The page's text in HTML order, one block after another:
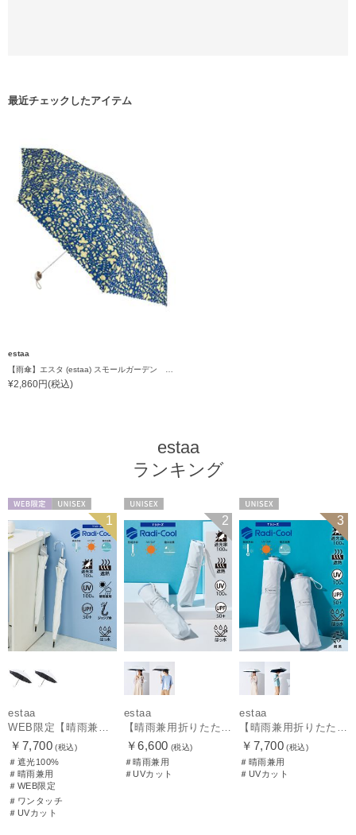
最近チェックしたアイテム
estaa
¥2,860円(税込)
estaa
ランキング
1
estaa
WEB限定【晴雨兼用日傘】エスタ(estaa)REIKYAKUパラソル 55㎝ ラディクール 遮光100 UV100 ボタンジャンプ
￥7,700 (税込)
＃遮光100%
＃晴雨兼用
＃WEB限定
＃ワンタッチ
＃UVカット
2
estaa
【晴雨兼用折りたたみ日傘】エスタ(estaa)REIKYAKUパラソル 50㎝ 世界初の放射冷却素材ラディクール 遮光100 UV100
￥6,600 (税込)
＃晴雨兼用
＃UVカット
3
estaa
【晴雨兼用折りたたみ日傘】エスタ(estaa)REIKYAKUパラソル 54㎝ 世界初の放射冷却素材ラディクール 遮光100 UV100 耐風
￥7,700 (税込)
＃晴雨兼用
＃UVカット